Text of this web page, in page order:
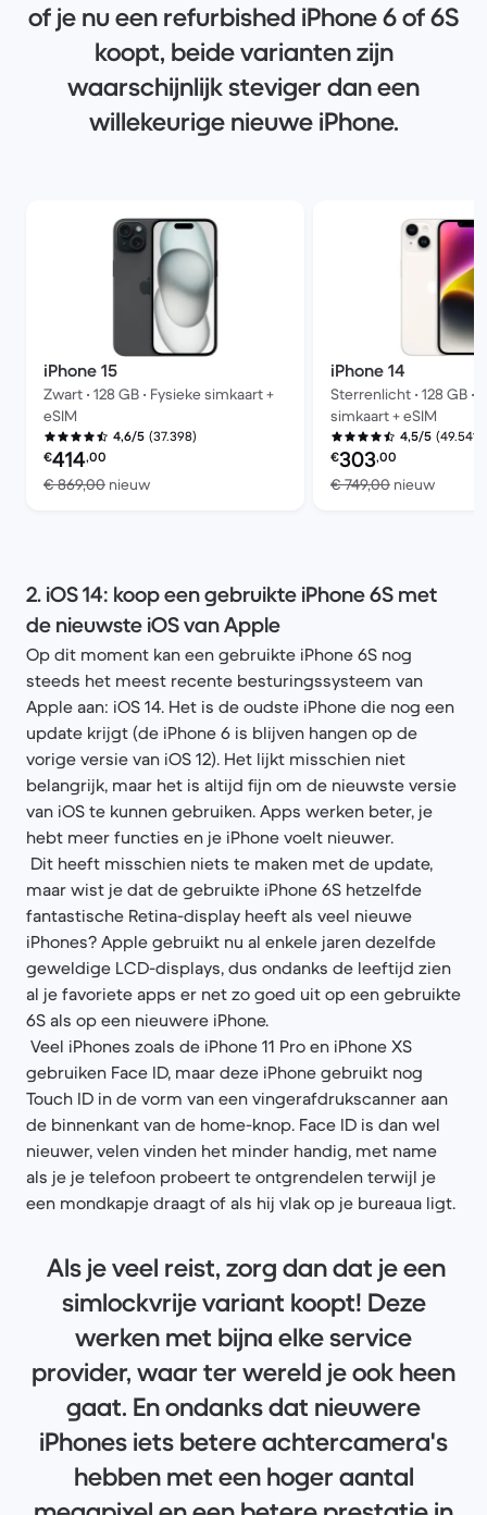
of je nu een refurbished iPhone 6 of 6S
koopt, beide varianten zijn
waarschijnlijk steviger dan een
willekeurige nieuwe iPhone.
iPhone 15
Zwart • 128 GB • Fysieke simkaart +
eSIM
4,6/5 (37.398)
Refurbished prijs:
€414,00
€ 869,00 nieuwVergeleken met € 869,00 nieuw
iPhone 14
Sterrenlicht • 128 GB •
simkaart + eSIM
4,5/5 (49.541)
Refurbished prijs:
€303,00
€ 749,00 nieuw
2. iOS 14: koop een gebruikte iPhone 6S met
de nieuwste iOS van Apple
Op dit moment kan een gebruikte iPhone 6S nog
steeds het meest recente besturingssysteem van
Apple aan: iOS 14. Het is de oudste iPhone die nog een
update krijgt (de iPhone 6 is blijven hangen op de
vorige versie van iOS 12). Het lijkt misschien niet
belangrijk, maar het is altijd fijn om de nieuwste versie
van iOS te kunnen gebruiken. Apps werken beter, je
hebt meer functies en je iPhone voelt nieuwer.
Dit heeft misschien niets te maken met de update,
maar wist je dat de gebruikte iPhone 6S hetzelfde
fantastische Retina-display heeft als veel nieuwe
iPhones? Apple gebruikt nu al enkele jaren dezelfde
geweldige LCD-displays, dus ondanks de leeftijd zien
al je favoriete apps er net zo goed uit op een gebruikte
6S als op een nieuwere iPhone.
Veel iPhones zoals de iPhone 11 Pro en iPhone XS
gebruiken Face ID, maar deze iPhone gebruikt nog
Touch ID in de vorm van een vingerafdrukscanner aan
de binnenkant van de home-knop. Face ID is dan wel
nieuwer, velen vinden het minder handig, met name
als je je telefoon probeert te ontgrendelen terwijl je
een mondkapje draagt of als hij vlak op je bureaua ligt.
Als je veel reist, zorg dan dat je een
simlockvrije variant koopt! Deze
werken met bijna elke service
provider, waar ter wereld je ook heen
gaat. En ondanks dat nieuwere
iPhones iets betere achtercamera's
hebben met een hoger aantal